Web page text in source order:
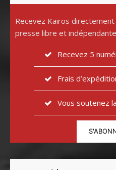
Recevez Kairos
presse libre et indépendante
Recevez 5
Frais
Vous soutenez